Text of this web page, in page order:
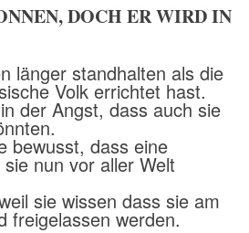
DOCH ER WIRD IN
länger standhalten als die
Volk errichtet hast.
der Angst, dass auch sie
bewusst, dass eine
nun vor aller Welt
sie wissen dass sie am
freigelassen werden.